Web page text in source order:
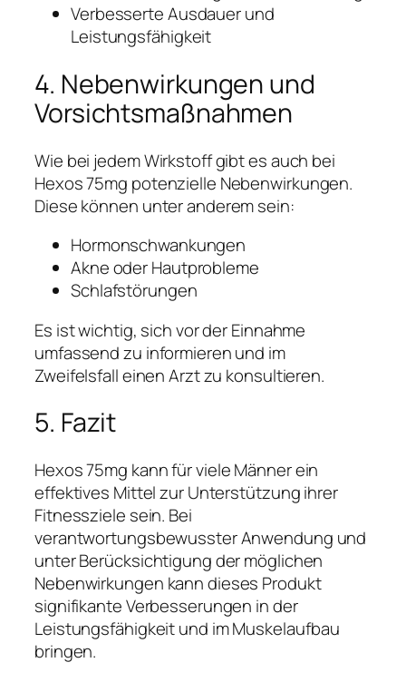
Verbesserte Ausdauer und
Leistungsfähigkeit
4. Nebenwirkungen und
Vorsichtsmaßnahmen
Wie bei jedem Wirkstoff gibt es auch bei
Hexos 75mg potenzielle Nebenwirkungen.
Diese können unter anderem sein:
Hormonschwankungen
Akne oder Hautprobleme
Schlafstörungen
Es ist wichtig, sich vor der Einnahme
umfassend zu informieren und im
Zweifelsfall einen Arzt zu konsultieren.
5. Fazit
Hexos 75mg kann für viele Männer ein
effektives Mittel zur Unterstützung ihrer
Fitnessziele sein. Bei
verantwortungsbewusster Anwendung und
unter Berücksichtigung der möglichen
Nebenwirkungen kann dieses Produkt
signifikante Verbesserungen in der
Leistungsfähigkeit und im Muskelaufbau
bringen.